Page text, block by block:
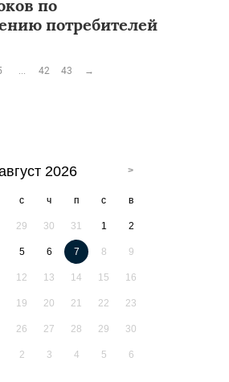
по
потребителей
42 43 →
2026
с ч п с в
29 30 31 1 2
5 6 7 8 9
12 13 14 15 16
19 20 21 22 23
26 27 28 29 30
2 3 4 5 6